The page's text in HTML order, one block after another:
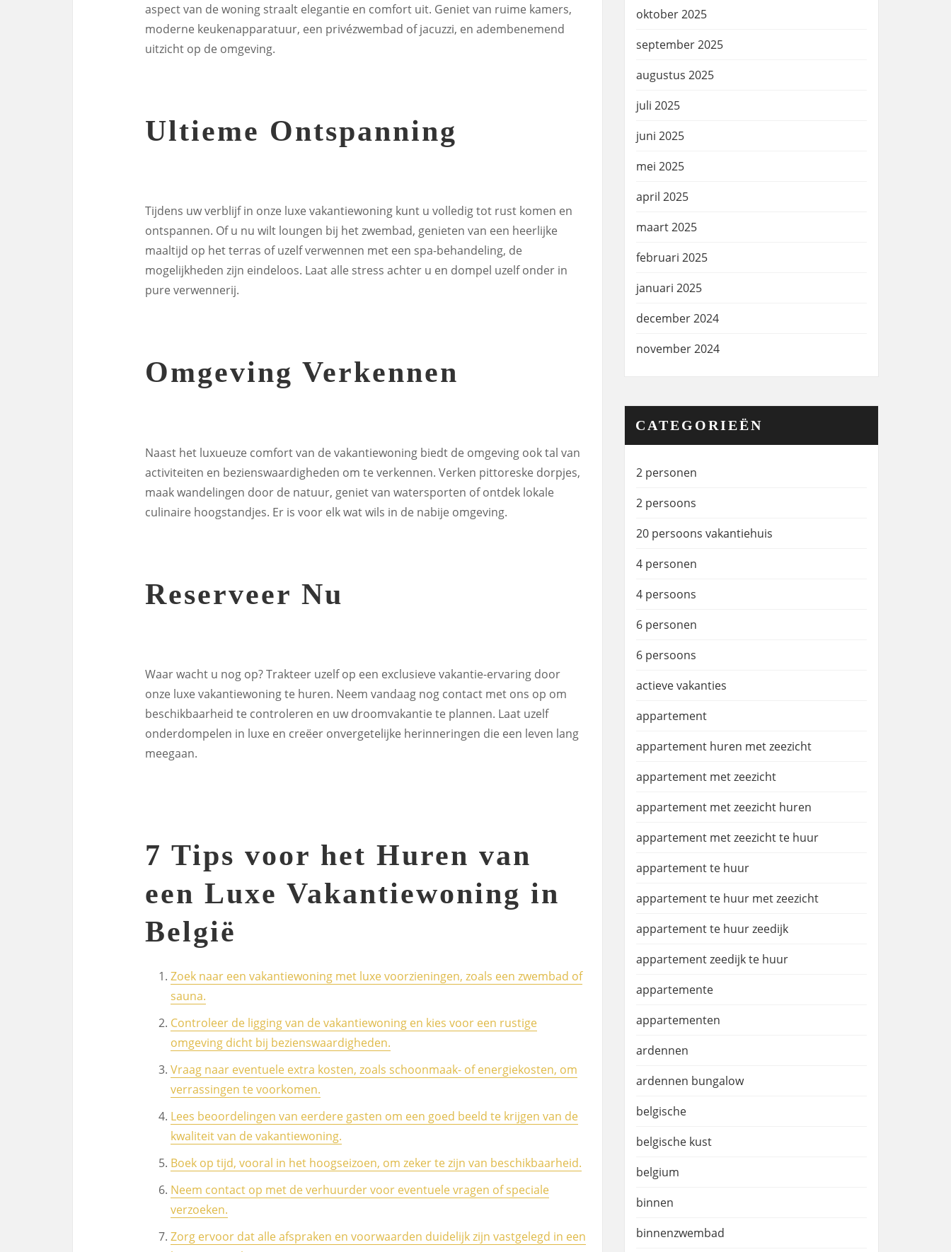
aspect van de woning straalt elegantie en comfort uit. Geniet van ruime kamers,
moderne keukenapparatuur, een privézwembad of jacuzzi, en adembenemend
uitzicht op de omgeving.
Ultieme Ontspanning
Tijdens uw verblijf in onze luxe vakantiewoning kunt u volledig tot rust komen en
ontspannen. Of u nu wilt loungen bij het zwembad, genieten van een heerlijke
maaltijd op het terras of uzelf verwennen met een spa-behandeling, de
mogelijkheden zijn eindeloos. Laat alle stress achter u en dompel uzelf onder in
pure verwennerij.
Omgeving Verkennen
Naast het luxueuze comfort van de vakantiewoning biedt de omgeving ook tal van
activiteiten en bezienswaardigheden om te verkennen. Verken pittoreske dorpjes,
maak wandelingen door de natuur, geniet van watersporten of ontdek lokale
culinaire hoogstandjes. Er is voor elk wat wils in de nabije omgeving.
Reserveer Nu
Waar wacht u nog op? Trakteer uzelf op een exclusieve vakantie-ervaring door
onze luxe vakantiewoning te huren. Neem vandaag nog contact met ons op om
beschikbaarheid te controleren en uw droomvakantie te plannen. Laat uzelf
onderdompelen in luxe en creëer onvergetelijke herinneringen die een leven lang
meegaan.
7 Tips voor het Huren van
een Luxe Vakantiewoning in
België
Zoek naar een vakantiewoning met luxe voorzieningen, zoals een zwembad of
sauna.
Controleer de ligging van de vakantiewoning en kies voor een rustige
omgeving dicht bij bezienswaardigheden.
Vraag naar eventuele extra kosten, zoals schoonmaak- of energiekosten, om
verrassingen te voorkomen.
Lees beoordelingen van eerdere gasten om een goed beeld te krijgen van de
kwaliteit van de vakantiewoning.
Boek op tijd, vooral in het hoogseizoen, om zeker te zijn van beschikbaarheid.
Neem contact op met de verhuurder voor eventuele vragen of speciale
verzoeken.
Zorg ervoor dat alle afspraken en voorwaarden duidelijk zijn vastgelegd in een
oktober 2025
september 2025
augustus 2025
juli 2025
juni 2025
mei 2025
april 2025
maart 2025
februari 2025
januari 2025
december 2024
november 2024
CATEGORIEËN
2 personen
2 persoons
20 persoons vakantiehuis
4 personen
4 persoons
6 personen
6 persoons
actieve vakanties
appartement
appartement huren met zeezicht
appartement met zeezicht
appartement met zeezicht huren
appartement met zeezicht te huur
appartement te huur
appartement te huur met zeezicht
appartement te huur zeedijk
appartement zeedijk te huur
appartemente
appartementen
ardennen
ardennen bungalow
belgische
belgische kust
belgium
binnen
binnenzwembad